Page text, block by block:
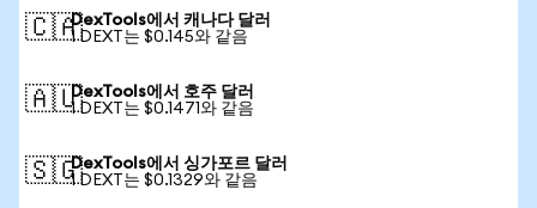
🇨🇦DexTools에서 캐나다 달러
1 DEXT는 $0.145와 같음
🇦🇺DexTools에서 호주 달러
1 DEXT는 $0.1471와 같음
🇸🇬DexTools에서 싱가포르 달러
1 DEXT는 $0.1329와 같음